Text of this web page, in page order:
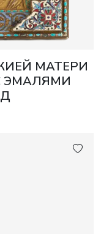
МАТЕРИ
ЭМАЛЯМИ